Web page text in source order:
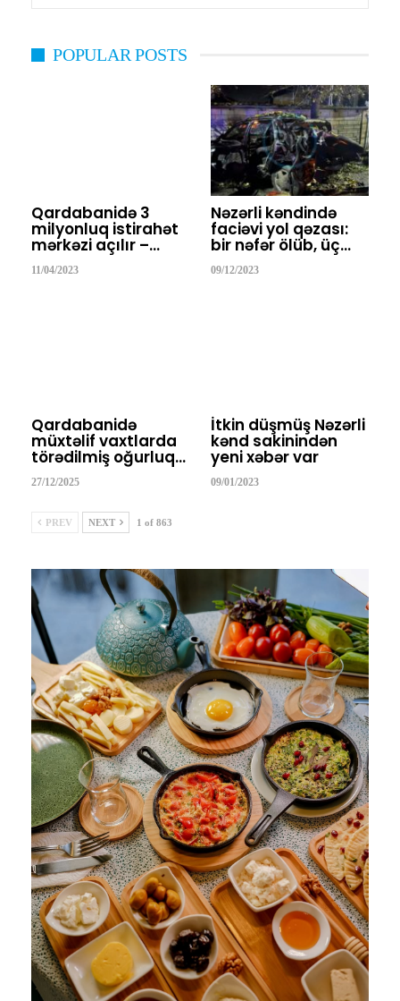
POPULAR POSTS
Qardabanidə 3
milyonluq istirahət
mərkəzi açılır –…
11/04/2023
Nəzərli kəndində
faciəvi yol qəzası:
bir nəfər ölüb, üç…
09/12/2023
Qardabanidə
müxtəlif vaxtlarda
törədilmiş oğurluq…
27/12/2025
İtkin düşmüş Nəzərli
kənd sakinindən
yeni xəbər var
09/01/2023
PREV NEXT 1 of 863